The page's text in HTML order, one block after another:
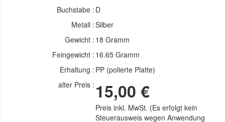
Buchstabe : D
Metall :Silber
Gewicht : 18 Gramm
Feingewicht : 16.65 Gramm
Erhaltung : PP (polierte Platte)
alter Preis : 15,00 €
Preis inkl. MwSt. (Es erfolgt kein
Steuerausweis wegen Anwendung